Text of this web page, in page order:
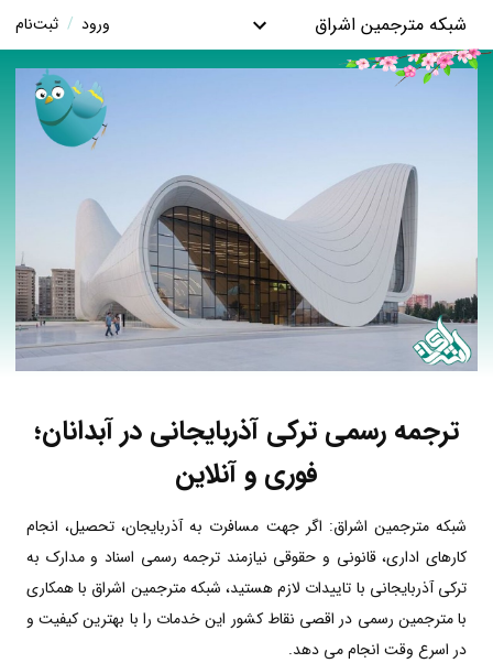
شبکه مترجمین اشراق ورود / ثبت‌نام
ترجمه رسمی ترکی آذربایجانی در آبدانان؛
فوری و آنلاین
شبکه مترجمین اشراق: اگر جهت مسافرت به آذربایجان، تحصیل، انجام
کارهای اداری، قانونی و حقوقی نیازمند ترجمه رسمی اسناد و مدارک به
ترکی آذربایجانی با تاییدات لازم هستید، شبکه مترجمین اشراق با همکاری
با مترجمین رسمی در اقصی نقاط کشور این خدمات را با بهترین کیفیت و
در اسرع وقت انجام می دهد.